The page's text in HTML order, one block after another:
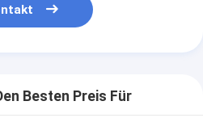
Besten Preis Für